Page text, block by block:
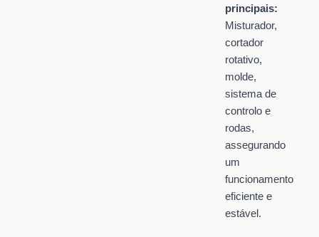
principais:
Misturador,
cortador
rotativo,
molde,
sistema de
controlo e
rodas,
assegurando
um
funcionamento
eficiente e
estável.